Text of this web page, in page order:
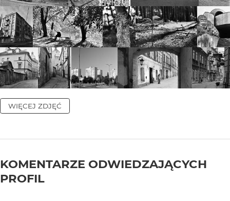
WIĘCEJ ZDJĘĆ
KOMENTARZE ODWIEDZAJĄCYCH
PROFIL